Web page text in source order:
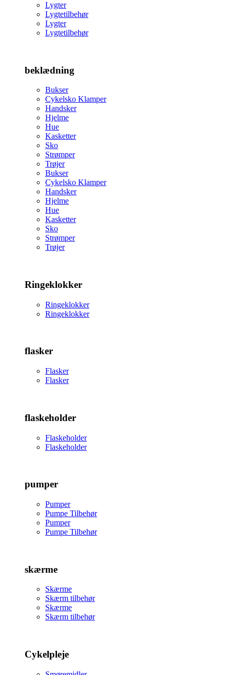
Lygter
Lygtetilbehør
Lygter
Lygtetilbehør
beklædning
Bukser
Cykelsko Klamper
Handsker
Hjelme
Hue
Kasketter
Sko
Strømper
Trøjer
Bukser
Cykelsko Klamper
Handsker
Hjelme
Hue
Kasketter
Sko
Strømper
Trøjer
Ringeklokker
Ringeklokker
Ringeklokker
flasker
Flasker
Flasker
flaskeholder
Flaskeholder
Flaskeholder
pumper
Pumper
Pumpe Tilbehør
Pumper
Pumpe Tilbehør
skærme
Skærme
Skærm tilbehør
Skærme
Skærm tilbehør
Cykelpleje